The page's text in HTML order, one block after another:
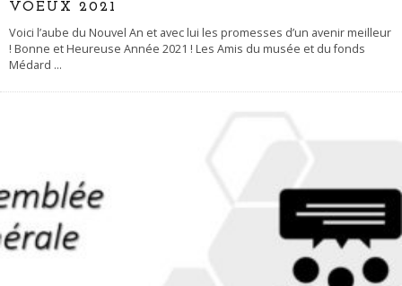
VOEUX 2021
Voici l’aube du Nouvel An et avec lui les promesses d’un avenir meilleur
! Bonne et Heureuse Année 2021 ! Les Amis du musée et du fonds
Médard ...